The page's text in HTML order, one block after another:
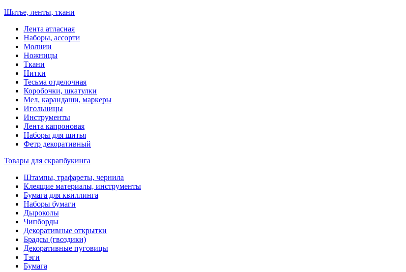
Шитье, ленты, ткани
Лента атласная
Наборы, ассорти
Молнии
Ножницы
Ткани
Нитки
Тесьма отделочная
Коробочки, шкатулки
Мел, карандаши, маркеры
Игольницы
Инструменты
Лента капроновая
Наборы для шитья
Фетр декоративный
Товары для скрапбукинга
Штампы, трафареты, чернила
Клеящие материалы, инструменты
Бумага для квиллинга
Наборы бумаги
Дыроколы
Чипборды
Декоративные открытки
Брадсы (гвоздики)
Декоративные пуговицы
Тэги
Бумага